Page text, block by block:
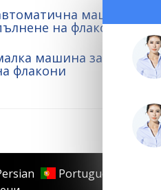
машина за
на флакони
машина за пълнене
флакони
Portuguese